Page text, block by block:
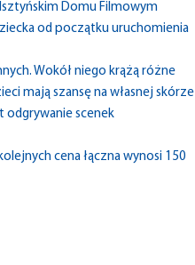
Domu Filmowym
od początku uruchomienia
Wokół niego krążą różne
mają szansę na własnej skórze
odgrywanie scenek
cena łączna wynosi 150